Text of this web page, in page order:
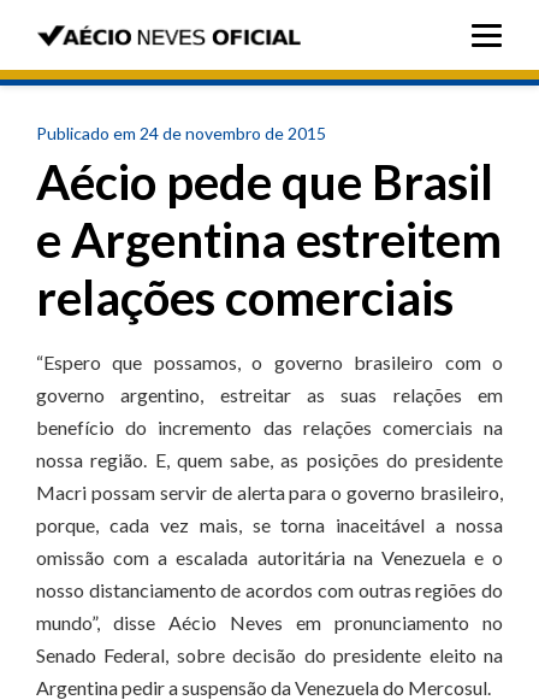
Publicado em 24 de novembro de 2015
Aécio pede que Brasil
e Argentina estreitem
relações comerciais
“Espero que possamos, o governo brasileiro com o
governo argentino, estreitar as suas relações em
benefício do incremento das relações comerciais na
nossa região. E, quem sabe, as posições do presidente
Macri possam servir de alerta para o governo brasileiro,
porque, cada vez mais, se torna inaceitável a nossa
omissão com a escalada autoritária na Venezuela e o
nosso distanciamento de acordos com outras regiões do
mundo”, disse Aécio Neves em pronunciamento no
Senado Federal, sobre decisão do presidente eleito na
Argentina pedir a suspensão da Venezuela do Mercosul.